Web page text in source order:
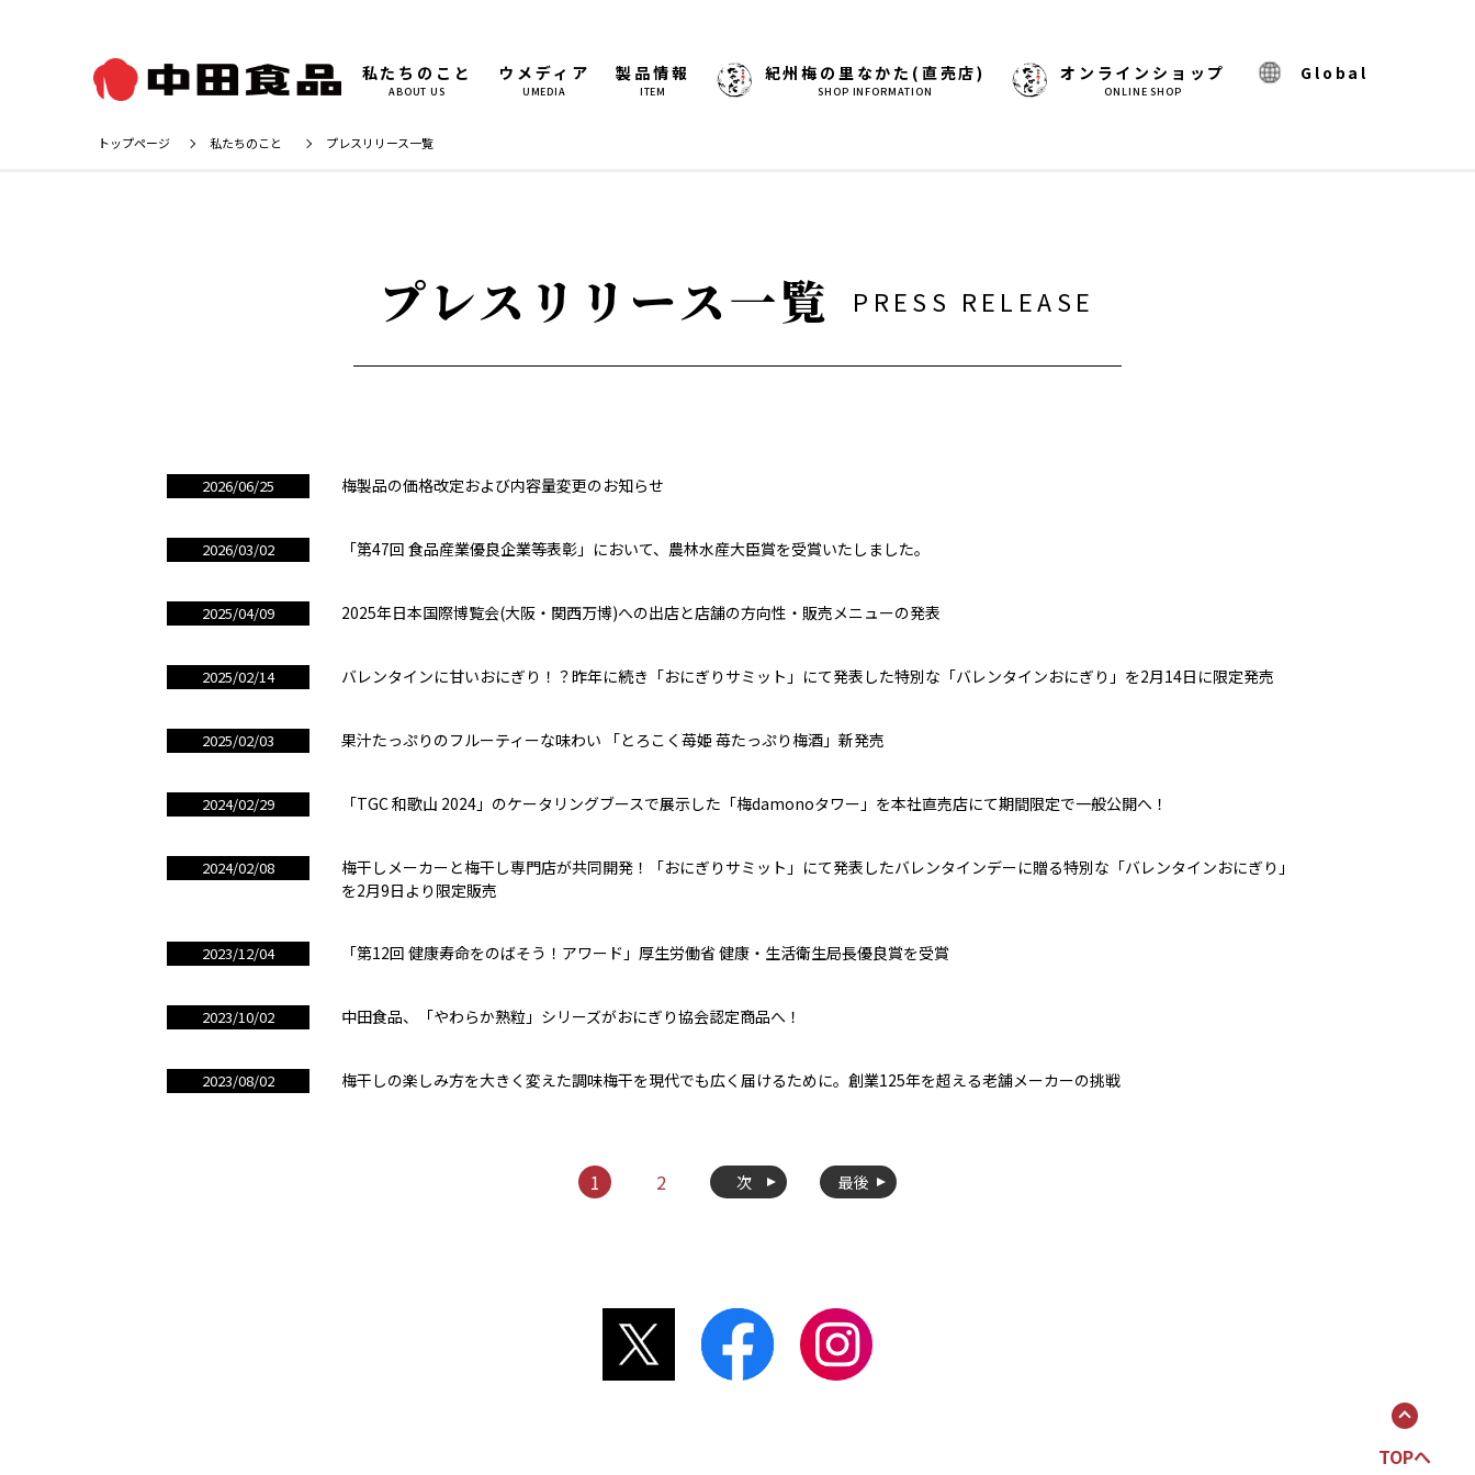
私たちのこと
ABOUT US
ウメディア
UMEDIA
製品情報
ITEM
紀州梅の里なかた(直売店)
SHOP INFORMATION
オンラインショップ
ONLINE SHOP
Global
トップページ 私たちのこと プレスリリース一覧
プレスリリース一覧 PRESS RELEASE
2026/06/25 梅製品の価格改定および内容量変更のお知らせ
2026/03/02 「第47回 食品産業優良企業等表彰」において、農林水産大臣賞を受賞いたしました。
2025/04/09 2025年日本国際博覧会(大阪・関西万博)への出店と店舗の方向性・販売メニューの発表
2025/02/14 バレンタインに甘いおにぎり！？昨年に続き「おにぎりサミット」にて発表した特別な「バレンタインおにぎり」を2月14日に限定発売
2025/02/03 果汁たっぷりのフルーティーな味わい 「とろこく苺姫 苺たっぷり梅酒」新発売
2024/02/29 「TGC 和歌山 2024」のケータリングブースで展示した「梅damonoタワー」を本社直売店にて期間限定で一般公開へ！
2024/02/08
梅干しメーカーと梅干し専門店が共同開発！「おにぎりサミット」にて発表したバレンタインデーに贈る特別な「バレンタインおにぎり」
を2月9日より限定販売
2023/12/04 「第12回 健康寿命をのばそう！アワード」厚生労働省 健康・生活衛生局長優良賞を受賞
2023/10/02 中田食品、「やわらか熟粒」シリーズがおにぎり協会認定商品へ！
2023/08/02 梅干しの楽しみ方を大きく変えた調味梅干を現代でも広く届けるために。創業125年を超える老舗メーカーの挑戦
1 2 次 最後
TOPへ